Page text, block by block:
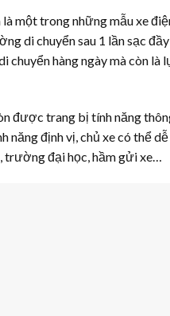
một trong những mẫu xe
di chuyển sau 1 lần sạc
chuyển hàng ngày mà còn
được trang bị tính năng
năng định vị, chủ xe có thể
trường đại học, hầm gửi xe…